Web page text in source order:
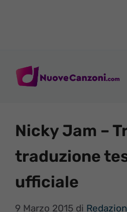
Nicky Jam –
traduzione
ufficiale
9 Marzo 2015 di